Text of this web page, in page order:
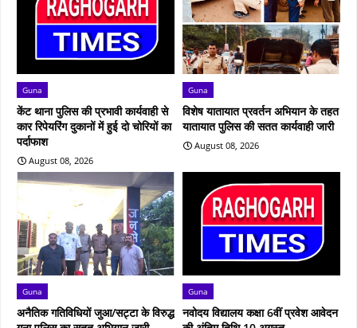
Guna
केंट थाना पुलिस की प्रभावी कार्यवाही से
कार रिपेयरिंग दुकानों में हुई दो चोरियों का
पर्दाफाश
August 08, 2026
Guna
विशेष यातायात प्रवर्तन अभियान के तहत
यातायात पुलिस की सतत कार्यवाही जारी
August 08, 2026
Guna
अनैतिक गतिविधियों जुआ/सट्टा के विरुद्ध
Guna
नवोदय विद्यालय कक्षा 6वीं प्रवेश आवेदन